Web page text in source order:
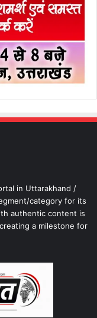
in Uttarakhand /
category for its
authentic content is
a milestone for